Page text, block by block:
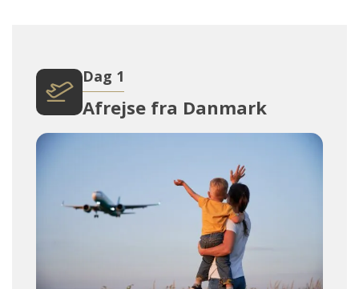
Dag 1
Afrejse fra Danmark